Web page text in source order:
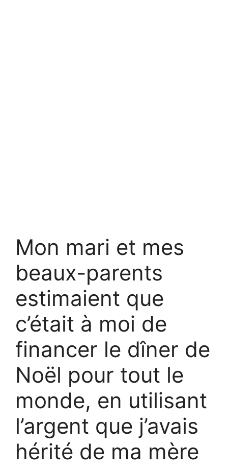
Mon mari et mes
beaux-parents
estimaient que
c’était à moi de
financer le dîner de
Noël pour tout le
monde, en utilisant
l’argent que j’avais
hérité de ma mère